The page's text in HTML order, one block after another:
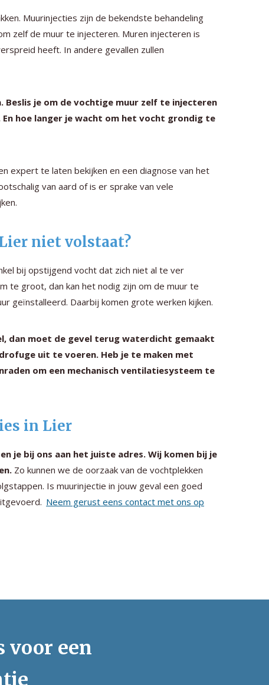
Muurinjecties zijn de bekendste behandeling
zelf de muur te injecteren. Muren injecteren is
heeft. In andere gevallen zullen
Beslis je om de vochtige muur zelf te injecteren
hoe langer je wacht om het vocht grondig te
expert te laten bekijken en een diagnose van het
van aard of is er sprake van vele
niet volstaat?
bij opstijgend vocht dat zich niet al te ver
te groot, dan kan het nodig zijn om de muur te
geïnstalleerd. Daarbij komen grote werken kijken.
dan moet de gevel terug waterdicht gemaakt
uit te voeren. Heb je te maken met
om een mechanisch ventilatiesysteem te
in Lier
je bij ons aan het juiste adres. Wij komen bij je
Zo kunnen we de oorzaak van de vochtplekken
Is muurinjectie in jouw geval een goed
Neem gerust eens contact met ons op
voor een